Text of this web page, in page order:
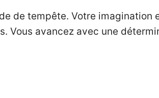
de tempête. Votre imagination
Vous avancez avec une